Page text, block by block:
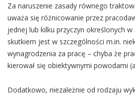
Za naruszenie zasady równego
uważa się różnicowanie przez
jednej lub kilku przyczyn określonych w
skutkiem jest w szczególności m.in.
wynagrodzenia za pracę – chyba że
kierował się obiektywnymi powodami
Dodatkowo, niezależnie od rodzaju